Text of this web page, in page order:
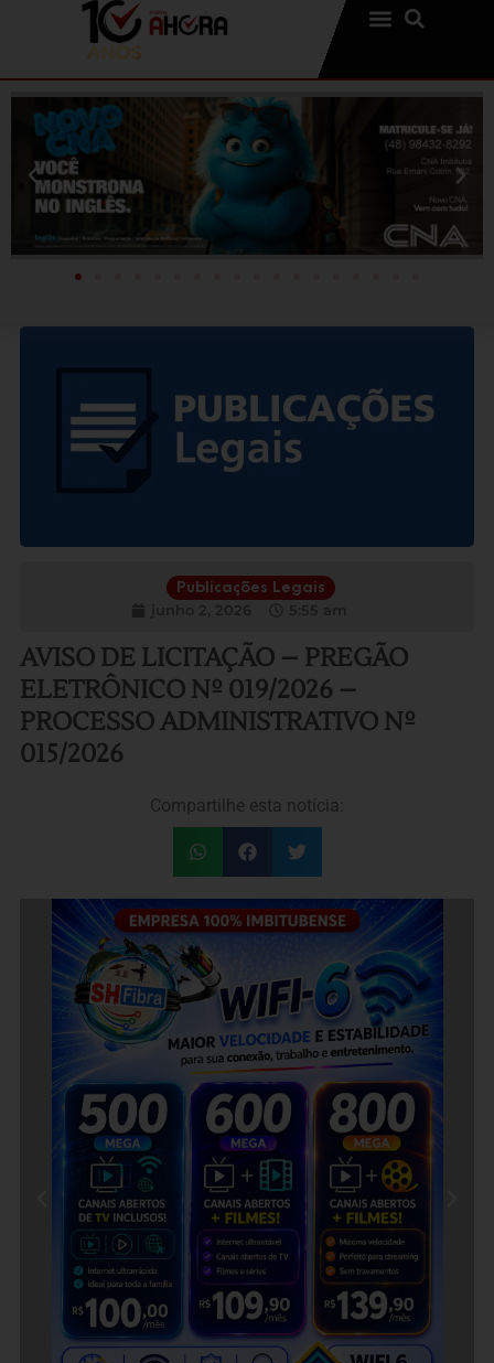
Publicações Legais
AVISO DE LICITAÇÃO – PREGÃO
ELETRÔNICO Nº 019/2026 –
PROCESSO ADMINISTRATIVO Nº
015/2026
Compartilhe esta notícia: